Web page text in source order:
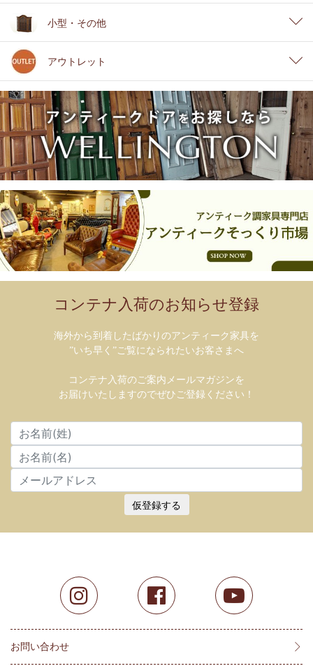
小型・その他
アウトレット
コンテナ入荷のお知らせ登録
海外から到着したばかりのアンティーク家具を
”いち早く”ご覧になられたいお客さまへ
コンテナ入荷のご案内メールマガジンを
お届けいたしますのでぜひご登録ください！
仮登録する
お問い合わせ